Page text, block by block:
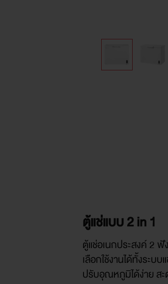
ตู้แช่แบบ 2 in 1
ตู้แช่อเนกประสงค์ 2 ฟั
เลือกใช้งานได้ทั้งระบบ
ปรับอุณหภูมิได้ง่าย สะ